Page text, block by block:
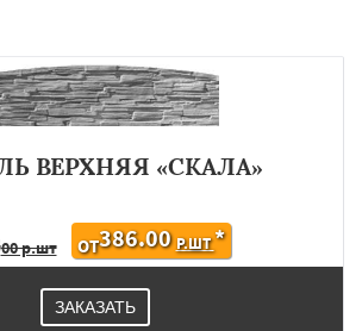
ВЕРХНЯЯ «СКАЛА»
00 р.шт ОТ386.00 Р.ШТ*
ЗАКАЗАТЬ